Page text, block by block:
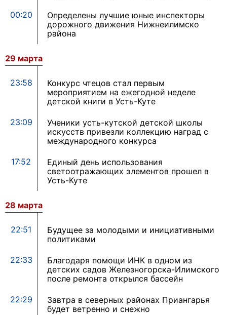
00:20
Определены лучшие юные инспекторы
дорожного движения Нижнеилимско
района
29 марта
23:58
Конкурс чтецов стал первым
мероприятием на ежегодной неделе
детской книги в Усть-Куте
23:09
Ученики усть-кутской детской школы
искусств привезли коллекцию наград с
международного конкурса
17:52
Единый день использования
светоотражающих элементов прошел в
Усть-Куте
28 марта
22:51
Будущее за молодыми и инициативными
политиками
22:33
Благодаря помощи ИНК в одном из
детских садов Железногорска-Илимского
после ремонта открылся бассейн
22:29
Завтра в северных районах Приангарья
будет ветренно и снежно